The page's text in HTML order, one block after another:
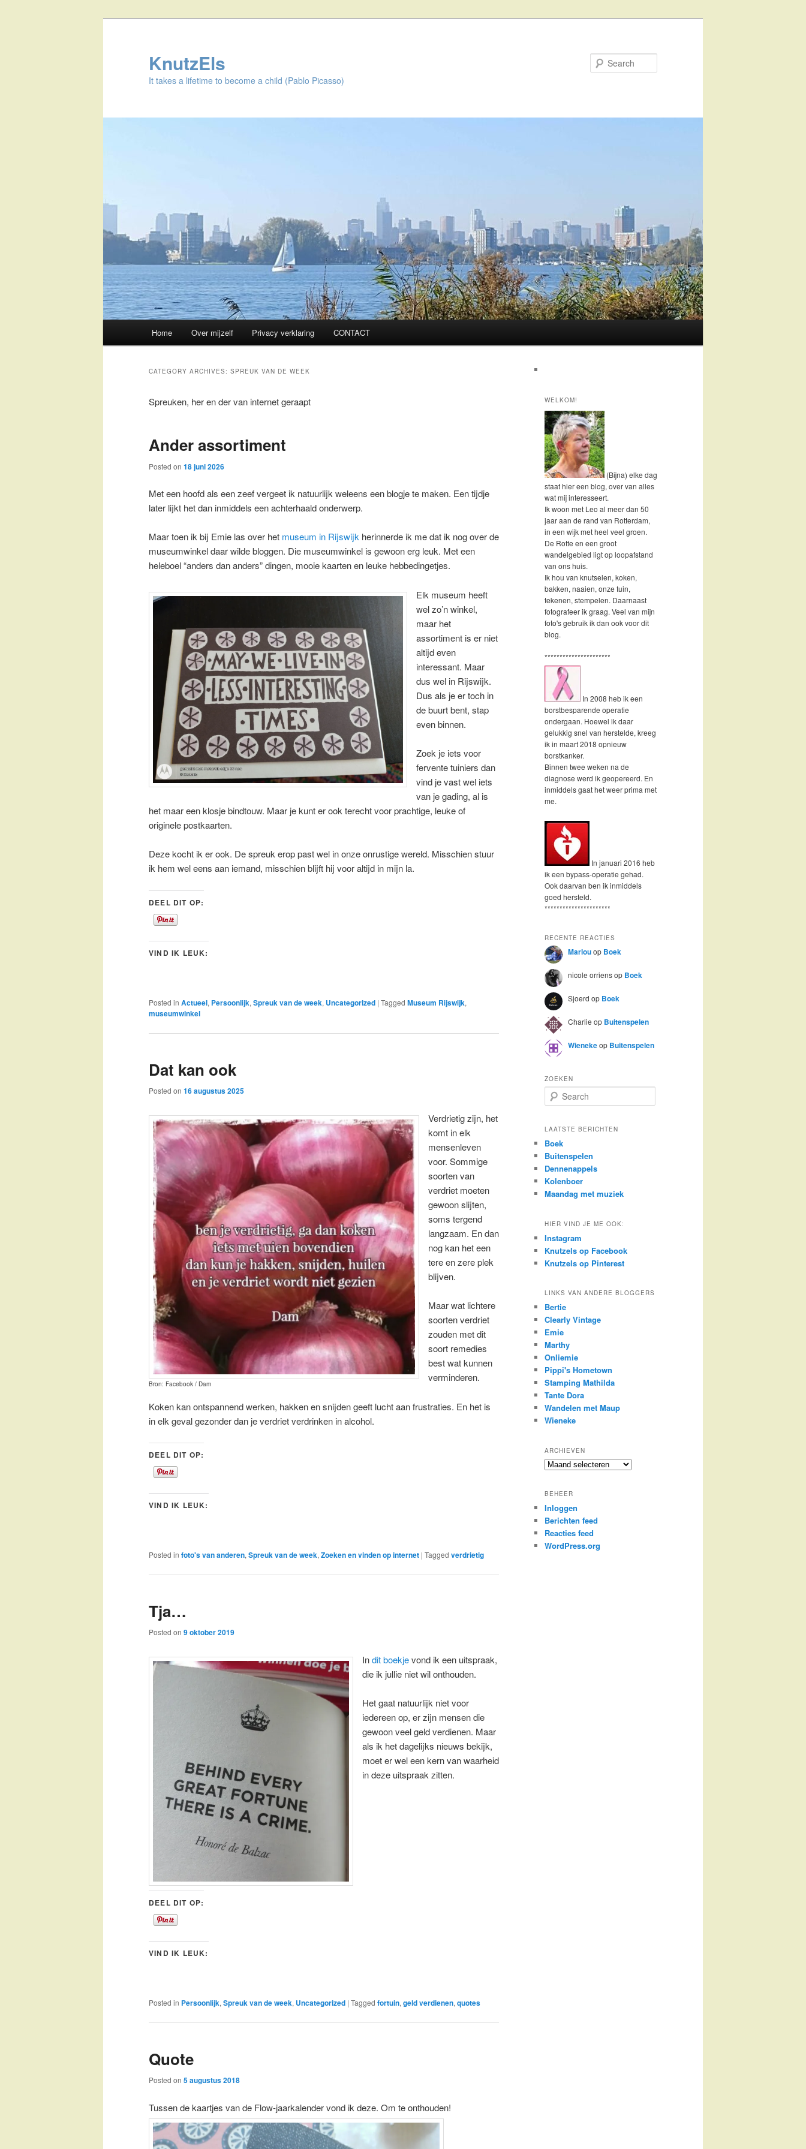
KnutzEls
It takes a lifetime to become a child (Pablo Picasso)
Skip
Skip
Home Over mijzelf Privacy verklaring CONTACT
CATEGORY ARCHIVES: SPREUK VAN DE WEEK
Spreuken, her en der van internet geraapt
Ander assortiment
Posted on 18 juni 2026
Met een hoofd als een zeef vergeet ik natuurlijk weleens een blogje te maken. Een tijdje
later lijkt het dan inmiddels een achterhaald onderwerp.
Maar toen ik bij Emie las over het museum in Rijswijk herinnerde ik me dat ik nog over de
museumwinkel daar wilde bloggen. Die museumwinkel is gewoon erg leuk. Met een
heleboel “anders dan anders” dingen, mooie kaarten en leuke hebbedingetjes.
Elk museum heeft
wel zo’n winkel,
maar het
assortiment is er niet
altijd even
interessant. Maar
dus wel in Rijswijk.
Dus als je er toch in
de buurt bent, stap
even binnen.
Zoek je iets voor
fervente tuiniers dan
vind je vast wel iets
van je gading, al is
het maar een klosje bindtouw. Maar je kunt er ook terecht voor prachtige, leuke of
originele postkaarten.
Deze kocht ik er ook. De spreuk erop past wel in onze onrustige wereld. Misschien stuur
ik hem wel eens aan iemand, misschien blijft hij voor altijd in mijn la.
DEEL DIT OP:
VIND IK LEUK:
Posted in Actueel, Persoonlijk, Spreuk van de week, Uncategorized | Tagged Museum Rijswijk,
museumwinkel
Dat kan ook
Posted on 16 augustus 2025
Bron: Facebook / Dam
Verdrietig zijn, het
komt in elk
mensenleven
voor. Sommige
soorten van
verdriet moeten
gewoon slijten,
soms tergend
langzaam. En dan
nog kan het een
tere en zere plek
blijven.
Maar wat lichtere
soorten verdriet
zouden met dit
soort remedies
best wat kunnen
verminderen.
Koken kan ontspannend werken, hakken en snijden geeft lucht aan frustraties. En het is
in elk geval gezonder dan je verdriet verdrinken in alcohol.
DEEL DIT OP:
VIND IK LEUK:
Posted in foto's van anderen, Spreuk van de week, Zoeken en vinden op internet | Tagged verdrietig
Tja…
Posted on 9 oktober 2019
Indit boekjevond ik een uitspraak,
die ik jullie niet wil onthouden.
Het gaat natuurlijk niet voor
iedereen op, er zijn mensen die
gewoon veel geld verdienen. Maar
als ik het dagelijks nieuws bekijk,
moet er wel een kern van waarheid
in deze uitspraak zitten.
DEEL DIT OP:
VIND IK LEUK:
Posted in Persoonlijk, Spreuk van de week, Uncategorized | Tagged fortuin, geld verdienen, quotes
Quote
Posted on 5 augustus 2018
Tussen de kaartjes van de Flow-jaarkalender vond ik deze. Om te onthouden!
WELKOM!
(Bijna) elke dag
staat hier een blog, over van alles
wat mij interesseert.
Ik woon met Leo al meer dan 50
jaar aan de rand van Rotterdam,
in een wijk met heel veel groen.
De Rotte en een groot
wandelgebied ligt op loopafstand
van ons huis.
Ik hou van knutselen, koken,
bakken, naaien, onze tuin,
tekenen, stempelen. Daarnaast
fotografeer ik graag. Veel van mijn
foto's gebruik ik dan ook voor dit
blog.
**********************
In 2008 heb ik een
borstbesparende operatie
ondergaan. Hoewel ik daar
gelukkig snel van herstelde, kreeg
ik in maart 2018 opnieuw
borstkanker.
Binnen twee weken na de
diagnose werd ik geopereerd. En
inmiddels gaat het weer prima met
me.
In januari 2016 heb
ik een bypass-operatie gehad.
Ook daarvan ben ik inmiddels
goed hersteld.
**********************
RECENTE REACTIES
Marlouop Boek
nicole orriensop Boek
Sjoerd op Boek
Charlie op Buitenspelen
Wienekeop Buitenspelen
ZOEKEN
e
r
h
LAATSTE BERICHTEN
Boek
Buitenspelen
Dennenappels
Kolenboer
Maandag met muziek
HIER VIND JE ME OOK:
Instagram
Knutzels op Facebook
Knutzels op Pinterest
LINKS VAN ANDERE BLOGGERS
Bertie
Clearly Vintage
Emie
Marthy
Onliemie
Pippi's Hometown
Stamping Mathilda
Tante Dora
Wandelen met Maup
Wieneke
ARCHIEVEN
Archieven
BEHEER
Inloggen
Berichten feed
Reacties feed
WordPress.org